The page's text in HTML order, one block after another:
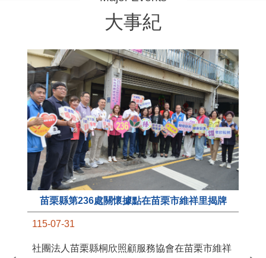
大事紀
苗栗縣第236處關懷據點在苗栗市維祥里揭牌
115-07-31
社團法人苗栗縣桐欣照顧服務協會在苗栗市維祥